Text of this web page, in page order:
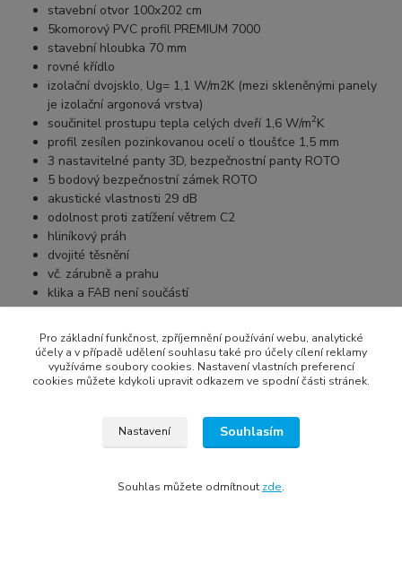
stavební otvor 100x202 cm
5komorový PVC profil PREMIUM 7000
stavební hloubka 70 mm
rovné křídlo
izolační dvojsklo, Ug= 1,1 W/m2K (mezi skleněnými panely
je izolační argonová vrstva)
součinitel prostupu tepla celých dveří 1,6 W/m2K
profil zesílen pozinkovanou ocelí o tloušťce 1,5 mm
3 nastavitelné panty 3D, bezpečnostní panty ROTO
5 bodový bezpečnostní zámek ROTO
akustické vlastnosti 29 dB
odolnost proti zatížení větrem C2
hliníkový práh
dvojité těsnění
vč. zárubně a prahu
klika a FAB není součástí
Chceme vás informovat, že dveře nejsou vyvrtány pro madla a
kliky. Máte možnost využít služeb profesionální montážní firmy,
poptává individuálně.
Zboží zařazeno v kategoriích
Pro základní funkčnost, zpříjemnění používání webu, analytické
účely a v případě udělení souhlasu také pro účely cílení reklamy
využíváme soubory cookies. Nastavení vlastních preferencí
cookies můžete kdykoli upravit odkazem ve spodní části stránek.
Nastavení Souhlasím
Souhlas můžete odmítnout zde.